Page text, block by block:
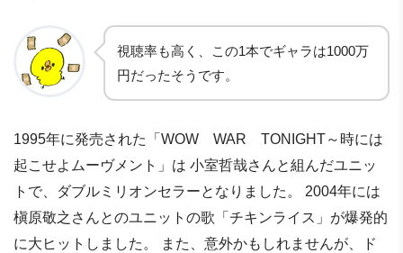
視聴率も高く、この1本でギャラは1000万
円だったそうです。
1995年に発売された「WOW WAR TONIGHT～時には
起こせよムーヴメント」は 小室哲哉さんと組んだユニッ
トで、ダブルミリオンセラーとなりました。 2004年には
槇原敬之さんとのユニットの歌「チキンライス」が爆発的
に大ヒットしました。 また、意外かもしれませんが、ド